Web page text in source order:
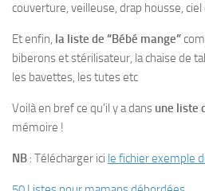
couverture, veilleuse, drap housse, ciel
Et enfin, la liste de “Bébé mange”
biberons et stérilisateur, la chaise de
les bavettes, les tutes etc
Voilà en bref ce qu’il y a dans une liste
mémoire !
NB : Télécharger ici le fichier exemple